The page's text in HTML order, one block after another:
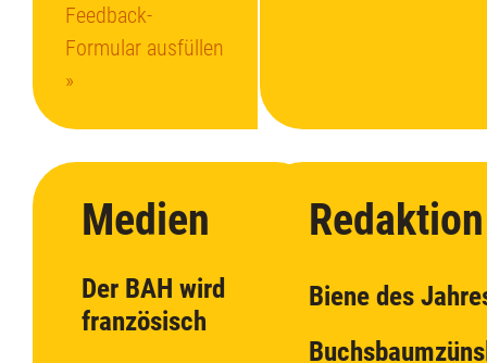
Feedback-
Formular ausfüllen
»
Medien
Der BAH wird
französisch
Redaktion
Biene des